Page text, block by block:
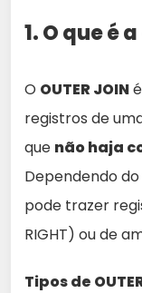
1. O que é
O OUTER JOIN
registros de
que não haja
Dependendo do
pode trazer
RIGHT) ou de
Tipos de